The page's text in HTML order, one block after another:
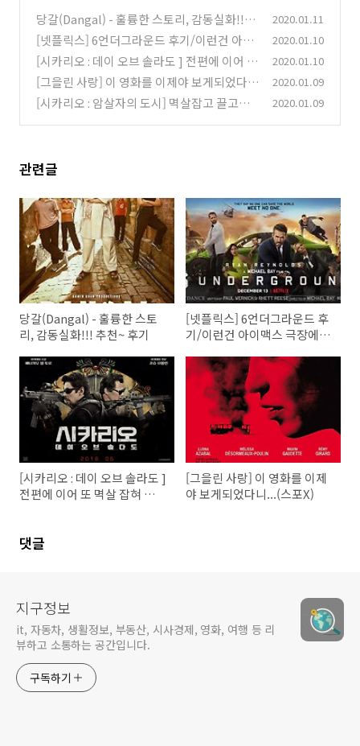
당갈(Dangal) - 훌륭한 스토리, 감동실화!!!
추천~ 후기
(0)
2020.01.11
[넷플릭스] 6언더그라운드 후기/이런건 아이
맥스 극장에서 봐야해!! (0)
2020.01.10
[시카리오 : 데이 오브 솔라도 ] 전편에 이어 또
멱살 잡혀 끌려갔다. (0)
2020.01.10
[그을린 사랑] 이 영화를 이제야 보게되었다
니...(스포X)
(0)
2020.01.09
[시카리오 : 암살자의 도시] 멱살잡고 끌고가
2020.01.09
관련글
당갈(Dangal) - 훌륭한 스토
리, 감동실화!!! 추천~ 후기
[넷플릭스] 6언더그라운드 후
기/이런건 아이맥스 극장에서
[시카리오 : 데이 오브 솔라도 ]
전편에 이어 또 멱살 잡혀 끌려
[그을린 사랑] 이 영화를 이제
야 보게되었다니...(스포X)
댓글
지구정보
it, 자동차, 생활정보, 부동산, 시사경제, 영화, 여행 등 리
뷰하고 소통하는 공간입니다.
구독하기